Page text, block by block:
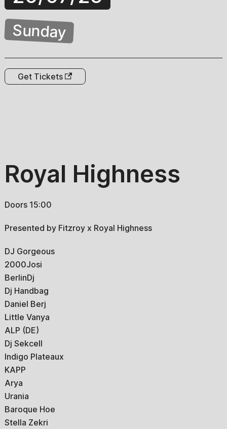
Sunday
Get Tickets
Royal Highness
Doors 15:00
Presented by Fitzroy x Royal Highness
DJ Gorgeous
2000Josi
BerlinDj
Dj Handbag
Daniel Berj
Little Vanya
ALP (DE)
Dj Sekcell
Indigo Plateaux
KAPP
Arya
Urania
Baroque Hoe
Stella Zekri